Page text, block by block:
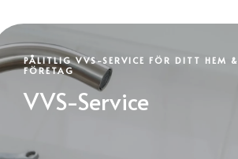
PÅLITLIG VVS-SERVICE FÖR DITT HEM &
FÖRETAG
VVS-Service